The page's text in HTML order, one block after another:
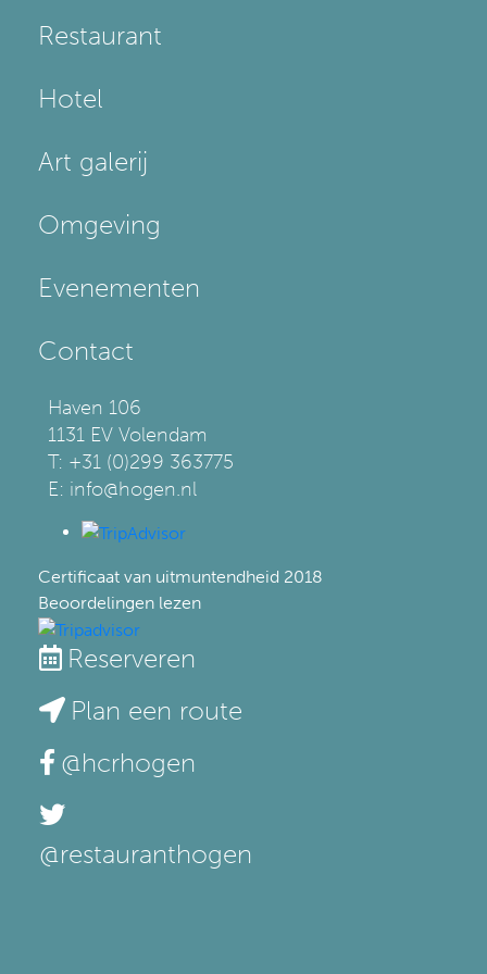
Restaurant
Hotel
Art galerij
Omgeving
Evenementen
Contact
Haven 106
1131 EV Volendam
T: +31 (0)299 363775
E: info@hogen.nl
Certificaat van uitmuntendheid 2018
Beoordelingen lezen
Reserveren
Plan een route
@hcrhogen
@restauranthogen